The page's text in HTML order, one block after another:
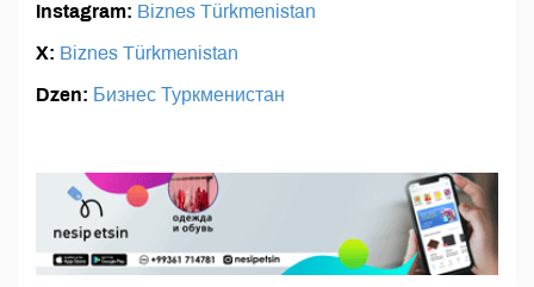
Instagram: Biznes Türkmenistan
X: Biznes Türkmenistan
Dzen: Бизнес Туркменистан